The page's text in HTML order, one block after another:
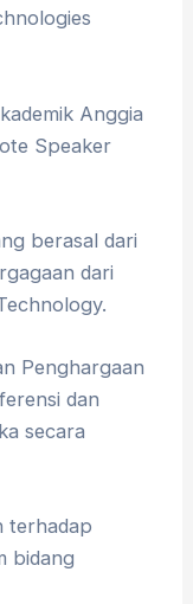
Anggia
Speaker
berasal dari
dari
Penghargaan
dan
secara
terhadap
bidang